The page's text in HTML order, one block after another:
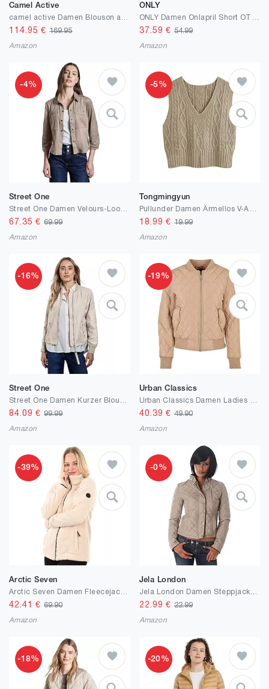
Camel Active
114.95 €169.95
Amazon
ONLY
37.59 € 54.99
Amazon
-4%
Street One
67.35 €69.99
Amazon
-5%
Tongmingyun
18.99 € 19.99
Amazon
-16%
Street One
84.09 €99.99
Amazon
-19%
Urban Classics
40.39 € 49.90
Amazon
-39%
Arctic Seven
42.41 €69.90
Amazon
-0%
Jela London
22.99 € 22.99
Amazon
-18% -20%